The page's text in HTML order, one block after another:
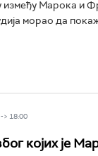
Марока и
морао да
> 18:00
којих је